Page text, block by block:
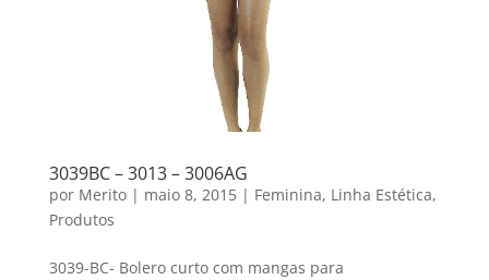
3039BC – 3013 – 3006AG
por Merito| maio 8, 2015| Feminina, Linha Estética,
Produtos
3039-BC- Bolero curto com mangas para